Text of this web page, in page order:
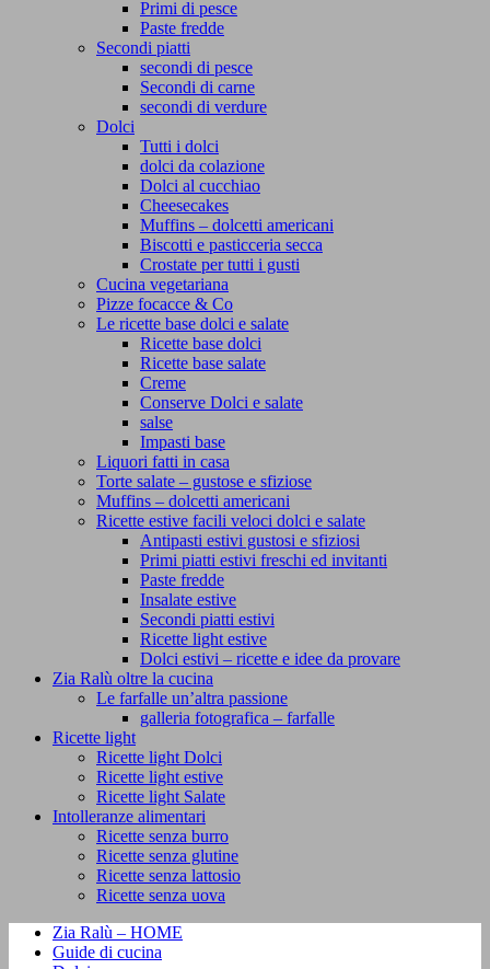
Primi di pesce
Paste fredde
Secondi piatti
secondi di pesce
Secondi di carne
secondi di verdure
Dolci
Tutti i dolci
dolci da colazione
Dolci al cucchiao
Cheesecakes
Muffins – dolcetti americani
Biscotti e pasticceria secca
Crostate per tutti i gusti
Cucina vegetariana
Pizze focacce & Co
Le ricette base dolci e salate
Ricette base dolci
Ricette base salate
Creme
Conserve Dolci e salate
salse
Impasti base
Liquori fatti in casa
Torte salate – gustose e sfiziose
Muffins – dolcetti americani
Ricette estive facili veloci dolci e salate
Antipasti estivi gustosi e sfiziosi
Primi piatti estivi freschi ed invitanti
Paste fredde
Insalate estive
Secondi piatti estivi
Ricette light estive
Dolci estivi – ricette e idee da provare
Zia Ralù oltre la cucina
Le farfalle un’altra passione
galleria fotografica – farfalle
Ricette light
Ricette light Dolci
Ricette light estive
Ricette light Salate
Intolleranze alimentari
Ricette senza burro
Ricette senza glutine
Ricette senza lattosio
Ricette senza uova
Zia Ralù – HOME
Guide di cucina